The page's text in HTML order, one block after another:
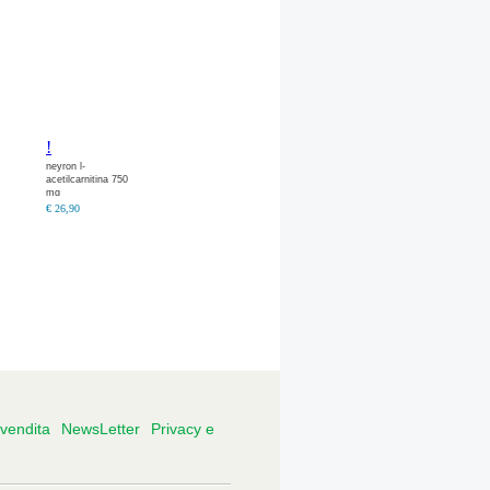
!
neyron l-
acetilcarnitina 750
mg
€ 26,90
NewsLetter
Privacy e